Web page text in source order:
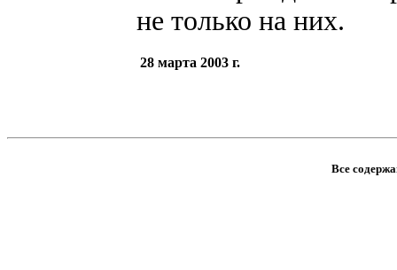
не только на них.
28 марта 2003 г.
Все